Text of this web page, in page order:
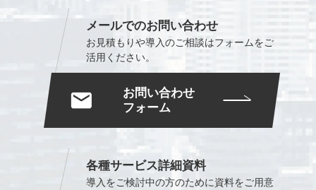
メールでのお問い合わせ
お見積もりや導入のご相談はフォームをご
活用ください。
お問い合わせ
フォーム
各種サービス詳細資料
導入をご検討中の方のために資料をご用意